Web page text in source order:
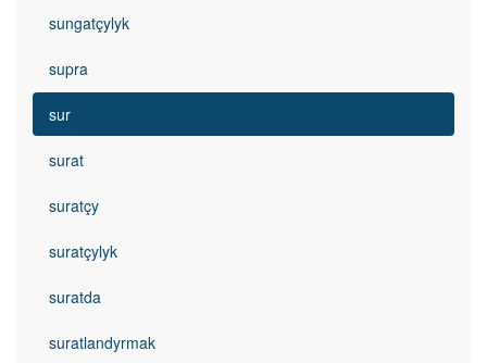
sungatçylyk
supra
sur
surat
suratçy
suratçylyk
suratda
suratlandyrmak